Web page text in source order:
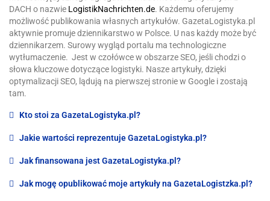
DACH o nazwie LogistikNachrichten.de. Każdemu oferujemy
możliwość publikowania własnych artykułów. GazetaLogistyka.pl
aktywnie promuje dziennikarstwo w Polsce. U nas każdy może być
dziennikarzem. Surowy wygląd portalu ma technologiczne
wytłumaczenie. Jest w czołówce w obszarze SEO, jeśli chodzi o
słowa kluczowe dotyczące logistyki. Nasze artykuły, dzięki
optymalizacji SEO, lądują na pierwszej stronie w Google i zostają
tam.
Kto stoi za GazetaLogistyka.pl?
Jakie wartości reprezentuje GazetaLogistyka.pl?
Jak finansowana jest GazetaLogistyka.pl?
Jak mogę opublikować moje artykuły na GazetaLogistzka.pl?